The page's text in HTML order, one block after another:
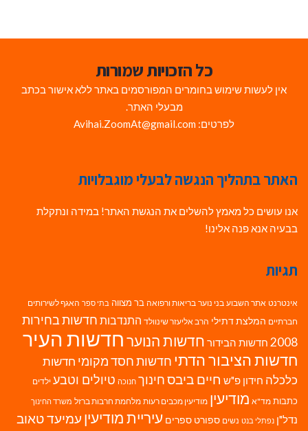
כל הזכויות שמורות
אין לעשות שימוש בחומרים המפורסמים באתר ללא אישור בכתב
מבעלי האתר.
לפרטים: Avihai.ZoomAt@gmail.com
האתר בתהליך הנגשה לבעלי מוגבלויות
אנו עושים כל מאמץ להשלים את הנגשת האתר! במידה ונתקלת
בבעיה אנא פנה אלינו!
תגיות
אינטרנט אתר השבוע בני נוער בריאות ורפואה בר מצווה בתי ספר האגף לשירותים
חברתיים המלצת דתילי הרב אליעזר שינוולד התנדבות חדשות בחירות
2008 חדשות הבידור חדשות הנוערחדשות העיר
חדשות הציבור הדתי חדשות חסד מקומי חדשות
כלכלה חידון פ"ש חיים ביבסחינוך חנוכה טיולים וטבע ילדים
כתבות מד"א מודיעין מודיעין מכבים רעות מלחמת חרבות ברזל משרד החינוך
נדל"ן נפתלי בנט נשים ספורט ספרים עיריית מודיעין עמיעד טאוב